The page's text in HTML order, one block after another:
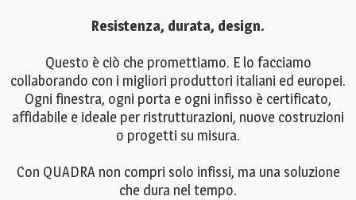
Resistenza, durata, design.
Questo è ciò che promettiamo. E lo facciamo
collaborando con i migliori produttori italiani ed europei.
Ogni finestra, ogni porta e ogni infisso è certificato,
affidabile e ideale per ristrutturazioni, nuove costruzioni
o progetti su misura.
Con QUADRA non compri solo infissi, ma una soluzione
che dura nel tempo.